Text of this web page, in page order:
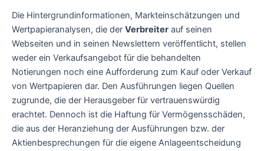
Die Hintergrundinformationen, Markteinschätzungen und
Wertpapieranalysen, die der Verbreiter auf seinen
Webseiten und in seinen Newslettern veröffentlicht, stellen
weder ein Verkaufsangebot für die behandelten
Notierungen noch eine Aufforderung zum Kauf oder Verkauf
von Wertpapieren dar. Den Ausführungen liegen Quellen
zugrunde, die der Herausgeber für vertrauenswürdig
erachtet. Dennoch ist die Haftung für Vermögensschäden,
die aus der Heranziehung der Ausführungen bzw. der
Aktienbesprechungen für die eigene Anlageentscheidung